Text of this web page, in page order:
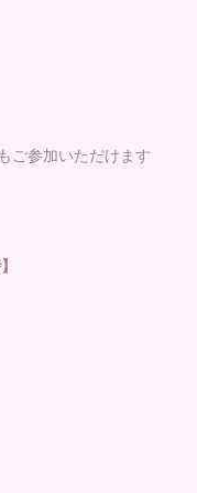
ご参加いただけます